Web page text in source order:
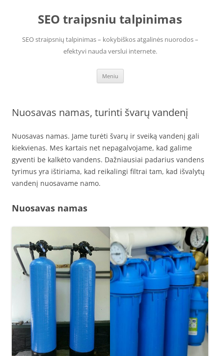
SEO traipsniu talpinimas
SEO straipsnių talpinimas – kokybiškos atgalinės nuorodos –
efektyvi nauda verslui internete.
Meniu
Nuosavas namas, turinti švarų vandenį
Nuosavas namas. Jame turėti švarų ir sveiką vandenį gali
kiekvienas. Mes kartais net nepagalvojame, kad galime
gyventi be kalkėto vandens. Dažniausiai padarius vandens
tyrimus yra ištiriama, kad reikalingi filtrai tam, kad išvalytų
vandenį nuosavame namo.
Nuosavas namas